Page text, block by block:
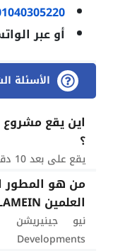
أو عبر
الأسئلة
اين يقع مشروع
؟
يقع على بعد 10 دقائق من ابراج نورث ايدج العلمين الجديدة
من هو المطور
العلمين L’H I V E R NEW ALAMEIN؟
Developments